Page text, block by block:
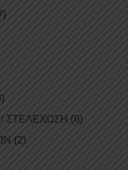
ΣΤΕΛΕΧΩΣΗ (6)
(2)